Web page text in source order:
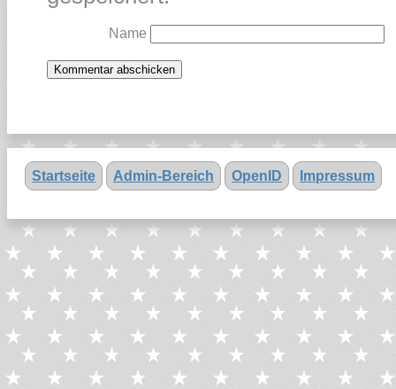
Name
Startseite Admin-Bereich OpenID Impressum